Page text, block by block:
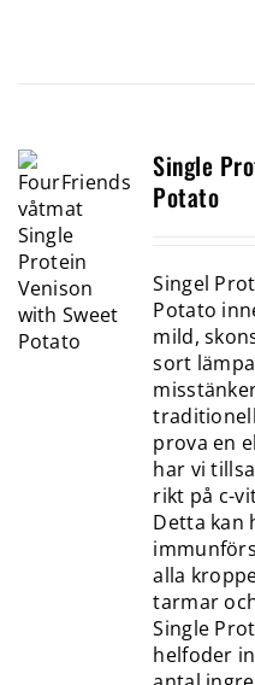
Single
Potato
Singel
Potato
mild,
sort
prova en
har vi
rikt på c-
Detta kan
alla
tarmar
Single
helfoder